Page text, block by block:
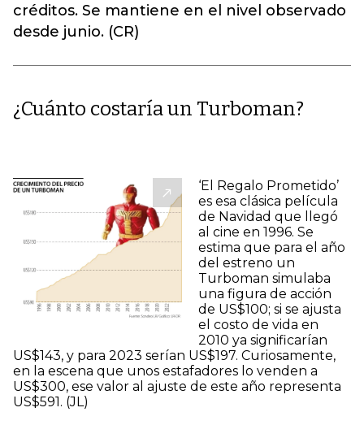
créditos. Se mantiene en el nivel observado
desde junio. (CR)
¿Cuánto costaría un Turboman?
‘El Regalo Prometido’
es esa clásica película
de Navidad que llegó
al cine en 1996. Se
estima que para el año
del estreno un
Turboman simulaba
una figura de acción
de US$100; si se ajusta
el costo de vida en
2010 ya significarían
US$143, y para 2023 serían US$197. Curiosamente,
en la escena que unos estafadores lo venden a
US$300, ese valor al ajuste de este año representa
US$591. (JL)